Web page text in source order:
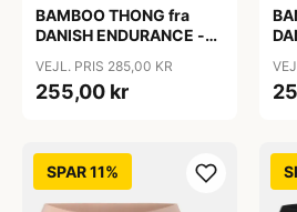
BAMBOO THONG fra
DANISH ENDURANCE -
3-Pak
VEJL. PRIS 285,00 KR
255,00 kr
3-
SPAR 11%